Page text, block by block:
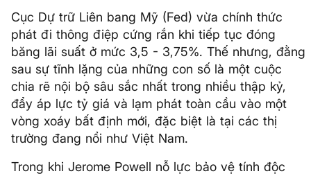
Cục Dự trữ Liên bang Mỹ (Fed) vừa chính thức
phát đi thông điệp cứng rắn khi tiếp tục đóng
băng lãi suất ở mức 3,5 - 3,75%. Thế nhưng, đằng
sau sự tĩnh lặng của những con số là một cuộc
chia rẽ nội bộ sâu sắc nhất trong nhiều thập kỷ,
đẩy áp lực tỷ giá và lạm phát toàn cầu vào một
vòng xoáy bất định mới, đặc biệt là tại các thị
trường đang nổi như Việt Nam.
Trong khi Jerome Powell nỗ lực bảo vệ tính độc